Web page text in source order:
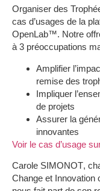
Organiser des
cas d’usages de la
OpenLab™. Notre
à 3 préoccupations
Amplifier
remise des
Impliquer
de projets
Assurer la
innovantes
Voir le cas d’usage
Carole SIMONOT,
Change et Innovation